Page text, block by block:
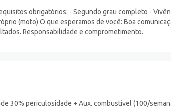
obrigatórios: - Segundo grau completo -
(moto) O que esperamos de você: Boa
Responsabilidade e comprometimento.
30% periculosidade + Aux. combustível (100/